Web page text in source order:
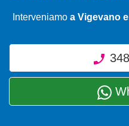
Interveniamo a Vigevano